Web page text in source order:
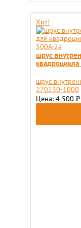
Хит!
шрус
шрус
270230-1000
Цена: 4 500 ₽